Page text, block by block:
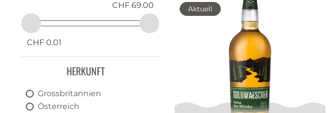
CHF 0.01
CHF 69.00
HERKUNFT
Grossbritannien
Österreich
Aktuell